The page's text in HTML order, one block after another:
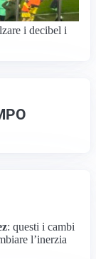
i decibel i
: questi i cambi
l’inerzia